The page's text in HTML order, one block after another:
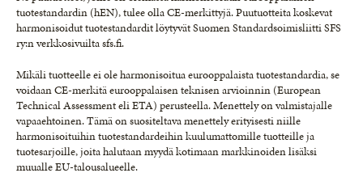
tuotestandardin (hEN), tulee olla CE-merkittyjä. Puutuotteita koskevat
harmonisoidut tuotestandardit löytyvät Suomen Standardsoimisliitti SFS
ry:n verkkosivuilta sfs.fi.
Mikäli tuotteelle ei ole harmonisoitua eurooppalaista tuotestandardia, se
voidaan CE-merkitä eurooppalaisen teknisen arvioinnin (European
Technical Assessment eli ETA) perusteella. Menettely on valmistajalle
vapaaehtoinen. Tämä on suositeltava menettely erityisesti niille
harmonisoituihin tuotestandardeihin kuulumattomille tuotteille ja
tuotesarjoille, joita halutaan myydä kotimaan markkinoiden lisäksi
muualle EU-talousalueelle.